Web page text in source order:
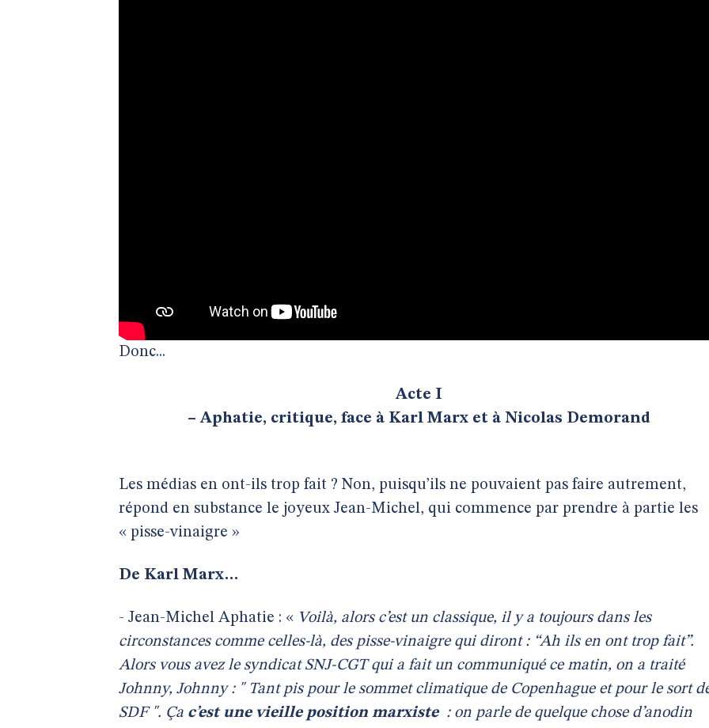
Donc...
Acte I
– Aphatie, critique, face à Karl Marx et à Nicolas Demorand
Les médias en ont-ils trop fait ? Non, puisqu’ils ne pouvaient pas faire autrement,
répond en substance le joyeux Jean-Michel, qui commence par prendre à partie les
« pisse-vinaigre »
De Karl Marx…
- Jean-Michel Aphatie : « Voilà, alors c’est un classique, il y a toujours dans les
circonstances comme celles-là, des pisse-vinaigre qui diront : “Ah ils en ont trop fait”.
Alors vous avez le syndicat SNJ-CGT qui a fait un communiqué ce matin, on a traité
Johnny, Johnny : " Tant pis pour le sommet climatique de Copenhague et pour le sort
SDF ". Ça c’est une vieille position marxiste : on parle de quelque chose d’anodin